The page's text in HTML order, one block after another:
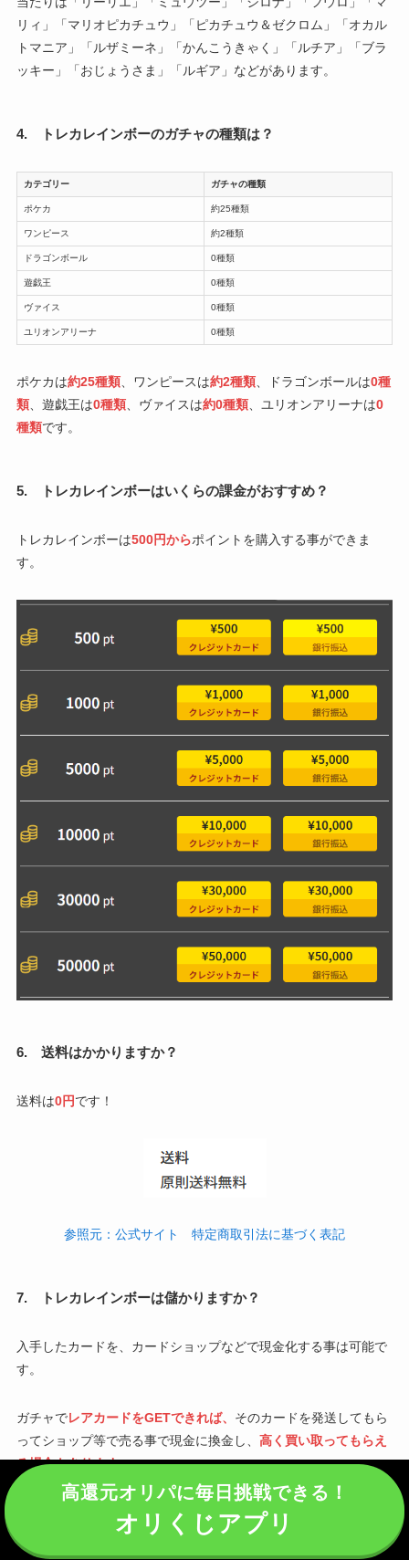
リィ」「マリオピカチュウ」「ピカチュウ＆ゼクロム」「オカル
トマニア」「ルザミーネ」「かんこうきゃく」「ルチア」「ブラ
ッキー」「おじょうさま」「ルギア」などがあります。
4. トレカレインボーのガチャの種類は？
カテゴリー ガチャの種類
ポケカ 約25種類
ワンピース 約2種類
ドラゴンボール 0種類
遊戯王 0種類
ヴァイス 0種類
ユリオンアリーナ 0種類
ポケカは約25種類、ワンピースは約2種類、ドラゴンボールは0種
類、遊戯王は0種類、ヴァイスは約0種類、ユリオンアリーナは0
種類です。
5. トレカレインボーはいくらの課金がおすすめ？
トレカレインボーは500円からポイントを購入する事ができま
す。
6. 送料はかかりますか？
送料は0円です！
参照元：公式サイト 特定商取引法に基づく表記
7. トレカレインボーは儲かりますか？
入手したカードを、カードショップなどで現金化する事は可能で
す。
ガチャでレアカードをGETできれば、 そのカードを発送してもら
ってショップ等で売る事で現金に換金し、 高く買い取ってもらえ
る場合もあります。
この場合、ガチャに投資した額より高く買い取ってもらえれば、
当然儲かる事になります。
高還元オリパに毎日挑戦できる！
オリくじアプリ